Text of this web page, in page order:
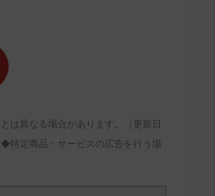
は異なる場合があります。（更新日
特定商品・サービスの広告を行う場